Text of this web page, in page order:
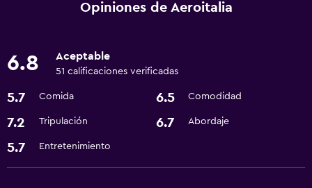
Opiniones de Aeroitalia
6.8 Aceptable
51 calificaciones verificadas
5.7 Comida 6.5 Comodidad
7.2 Tripulación 6.7 Abordaje
5.7 Entretenimiento